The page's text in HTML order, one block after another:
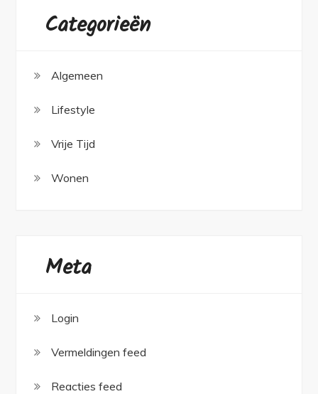
Categorieën
Algemeen
Lifestyle
Vrije Tijd
Wonen
Meta
Login
Vermeldingen feed
Reacties feed